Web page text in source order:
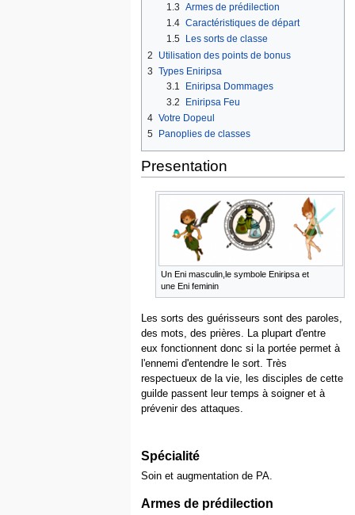
1.3 Armes de prédilection
1.4 Caractéristiques de départ
1.5
Les sorts de classe
2
Utilisation des points de bonus
3 Types Eniripsa
3.1
Eniripsa Dommages
3.2
Eniripsa Feu
4 Votre Dopeul
5
Panoplies de classes
Presentation
Un Eni masculin,le symbole Eniripsa et
une Eni feminin
Description
Les sorts des guérisseurs sont des paroles,
des mots, des prières. La plupart d'entre
eux fonctionnent donc si la portée permet à
l'ennemi d'entendre le sort. Très
respectueux de la vie, les disciples de cette
guilde passent leur temps à soigner et à
prévenir des attaques.
Spécialité
Soin et augmentation de PA.
Armes de prédilection